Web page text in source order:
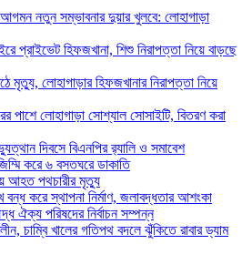
আগমন নতুন সম্ভাবনার দুয়ার খুলবে: লোহাগাড়া
প্রাইভেট হিফজখানা, শিশু নিরাপত্তা নিয়ে বাড়ছে
মৃত্যু, লোহাগাড়ার হিফজখানার নিরাপত্তা নিয়ে
পাশে লোহাগাড়া সোশ্যাল সোসাইটি, বিতরণ করা
দিবসে বিএনপির র‌্যালি ও সমাবেশ
করে ৬ বসতঘরে ডাকাতি
আহত পথচারীর মৃত্যু
বন্ধ করে স্থাপনা নির্মাণ, জলাবদ্ধতার আশংকা
ঐক্য পরিষদের নির্বাচন সম্পন্ন
চাম্বি খালের গতিপথ বদলে ঝুঁকিতে রাবার ড্যাম